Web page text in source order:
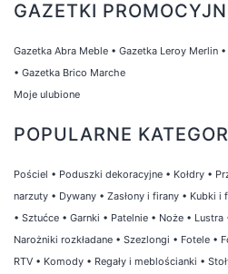
GAZETKI
Gazetka Abra Meble • Gazetka Leroy Merlin •
• Gazetka Brico Marche
Moje ulubione
POPULARNE
Pościel • Poduszki dekoracyjne • Kołdry •
narzuty • Dywany • Zasłony i firany • Kubki i
• Sztućce • Garnki • Patelnie • Noże • Lustra
Narożniki rozkładane • Szezlongi • Fotele •
RTV • Komody • Regały i meblościanki •